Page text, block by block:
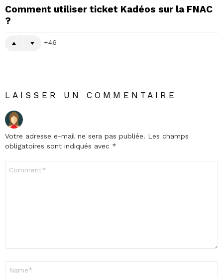
Comment utiliser ticket Kadéos sur la FNAC
?
46
LAISSER UN COMMENTAIRE
Votre adresse e-mail ne sera pas publiée. Les champs
obligatoires sont indiqués avec *